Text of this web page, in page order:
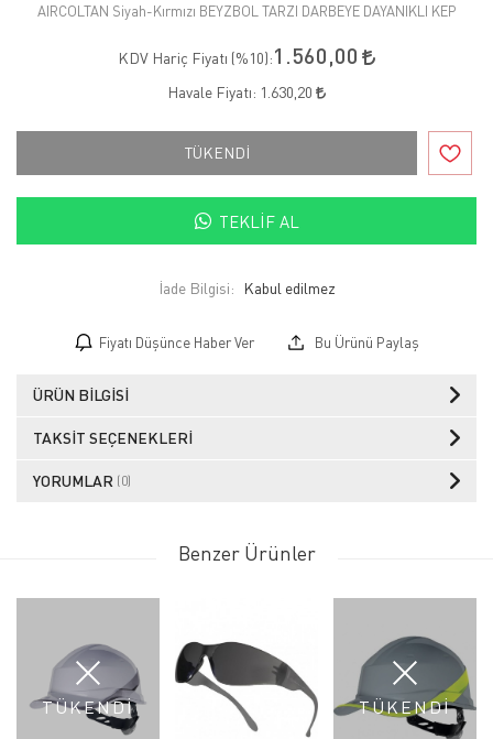
AIRCOLTAN Siyah-Kırmızı BEYZBOL TARZI DARBEYE DAYANIKLI KEP
KDV Hariç Fiyatı (%10):1.560,00
Havale Fiyatı: 1.630,20
TÜKENDİ
TEKLIF AL
İade Bilgisi:
Fiyatı Düşünce Haber Ver Bu Ürünü Paylaş
ÜRÜN BILGISI
TAKSIT SEÇENEKLERI
YORUMLAR (0)
Benzer Ürünler
TÜKENDİ TÜKENDİ